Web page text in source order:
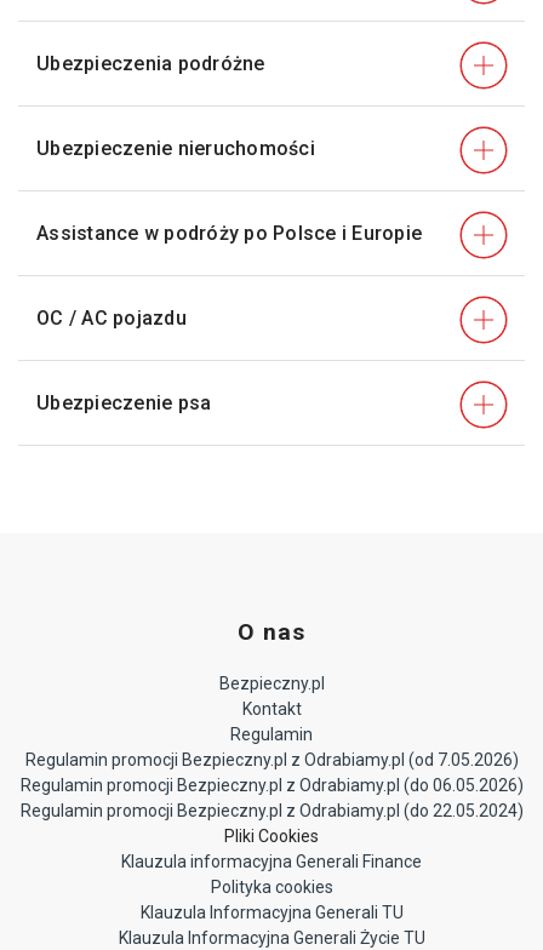
Ubezpieczenia podróżne
Ubezpieczenie nieruchomości
Assistance w podróży po Polsce i Europie
OC / AC pojazdu
Ubezpieczenie psa
O nas
Bezpieczny.pl
Kontakt
Regulamin
Regulamin promocji Bezpieczny.pl z Odrabiamy.pl (od 7.05.2026)
Regulamin promocji Bezpieczny.pl z Odrabiamy.pl (do 06.05.2026)
Regulamin promocji Bezpieczny.pl z Odrabiamy.pl (do 22.05.2024)
Pliki Cookies
Klauzula informacyjna Generali Finance
Polityka cookies
Klauzula Informacyjna Generali TU
Klauzula Informacyjna Generali Życie TU